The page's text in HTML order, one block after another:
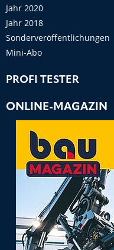
Jahr 2020
Jahr 2018
Sonderveröffentlichungen
Mini-Abo
PROFI TESTER
ONLINE-MAGAZIN